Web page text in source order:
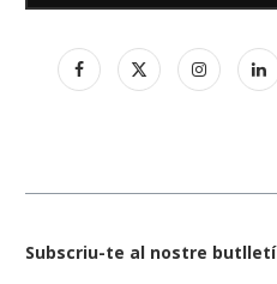
Subscriu-te al nostre butlletí